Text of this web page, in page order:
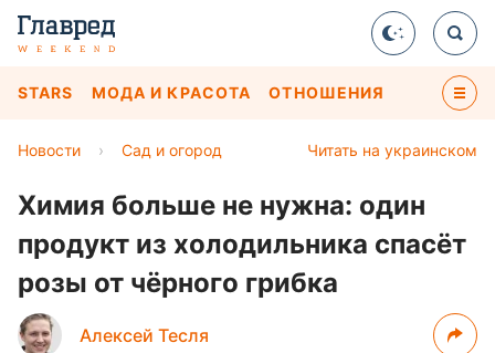
STARS МОДА И КРАСОТА ОТНОШЕНИЯ
Читать на украинском
Новости › Сад и огород
Химия больше не нужна: один
продукт из холодильника спасёт
розы от чёрного грибка
Алексей Тесля